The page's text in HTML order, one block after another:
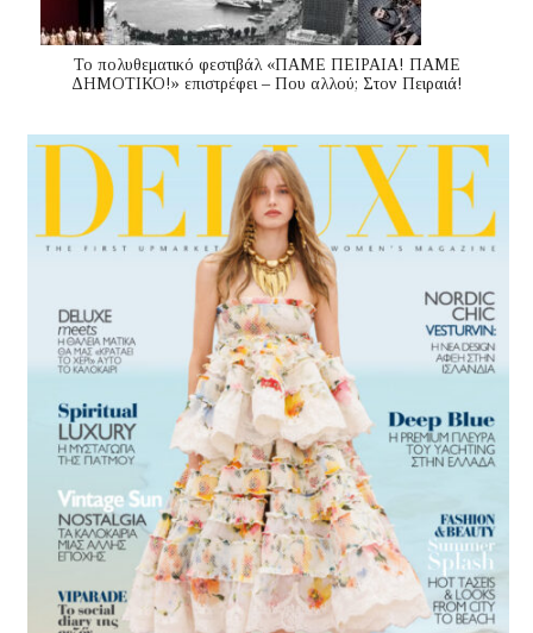
Το πολυθεματικό φεστιβάλ «ΠΑΜΕ ΠΕΙΡΑΙΑ! ΠΑΜΕ
ΔΗΜΟΤΙΚΟ!» επιστρέφει – Που αλλού; Στον Πειραιά!